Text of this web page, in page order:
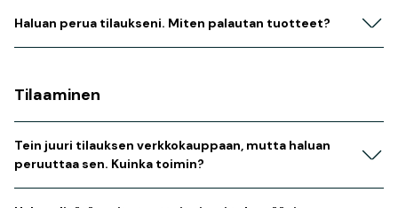
Haluan perua tilaukseni. Miten palautan tuotteet?
Tilaaminen
Tein juuri tilauksen verkkokauppaan, mutta haluan
peruuttaa sen. Kuinka toimin?